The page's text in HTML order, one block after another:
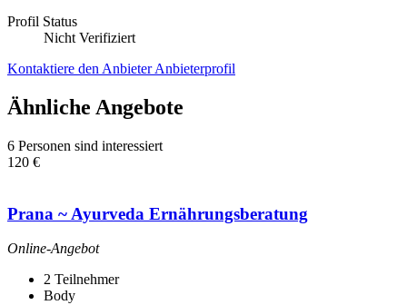
Profil Status
Nicht Verifiziert
Kontaktiere den AnbieterAnbieterprofil
Ähnliche Angebote
6 Personen sind interessiert
120 €
Prana ~ Ayurveda Ernährungsberatung
Online-Angebot
2 Teilnehmer
Body